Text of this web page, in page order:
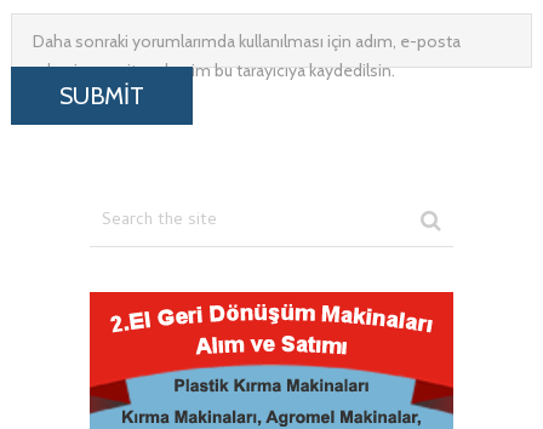
Daha sonraki yorumlarımda kullanılması için adım, e-posta
adresim ve site adresim bu tarayıcıya kaydedilsin.